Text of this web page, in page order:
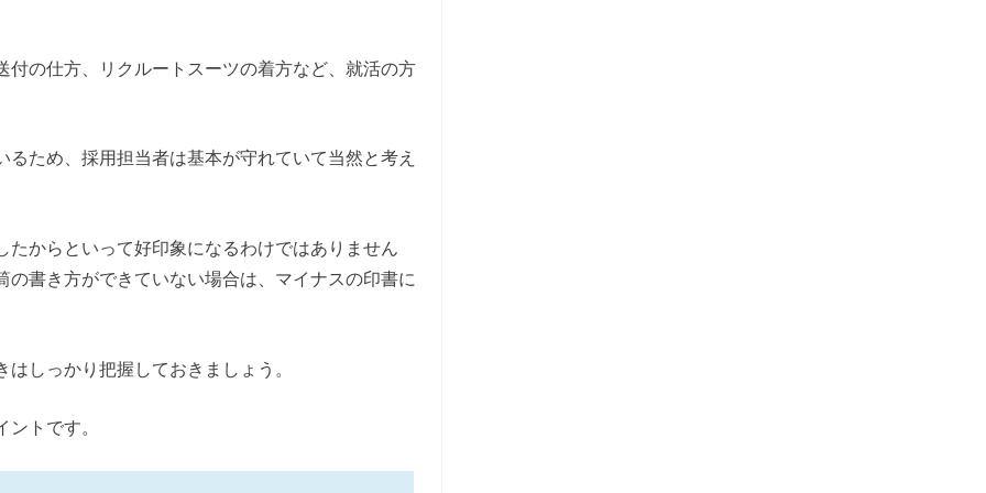
の仕方、リクルートスーツの着方など、就活の方
ため、採用担当者は基本が守れていて当然と考え
からといって好印象になるわけではありません
書き方ができていない場合は、マイナスの印書に
しっかり把握しておきましょう。
トです。